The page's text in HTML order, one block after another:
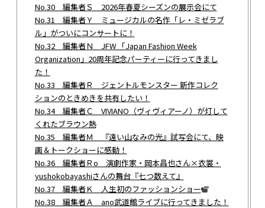
No.30 編集者Ｓ 2026年春夏シーズンの展示会にて
No.31 編集者Ｙ ミュージカルの名作「レ・ミゼラブ
ル」がついにコンサートに！
No.32 編集者Ｎ JFW 「Japan Fashion Week
Organization」20周年記念パーティーに行ってきまし
た！
No.33 編集者Ｒ ジェントルモンスター 新作コレク
ションのときめきを共有したい！
No.34 編集者Ｃ VIVIANO（ヴィヴィアーノ）が灯して
くれたブラウン熱
No.35 編集者Ｍ 『遠い山なみの光』試写会にて、映
画＆トークショーに感動！
No.36 編集者Ｒo 演劇作家・岡本昌也さん×衣裳・
yushokobayashiさんの舞台『七つ数えて』
No.37 編集者Ｋ 人生初のファッションショー
No.38 編集者Ａ ano武道館ライブに行ってきました！